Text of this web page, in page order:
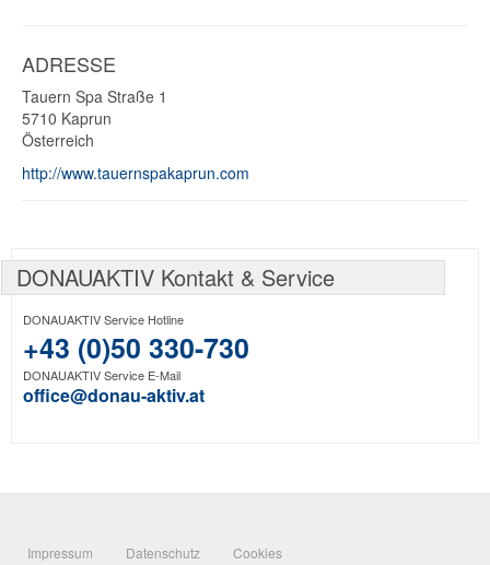
ADRESSE
Tauern Spa Straße 1
5710 Kaprun
Österreich
http://www.tauernspakaprun.com
DONAUAKTIV Kontakt & Service
DONAUAKTIV Service Hotline
+43 (0)50 330-730
DONAUAKTIV Service E-Mail
office@donau-aktiv.at
Impressum Datenschutz Cookies